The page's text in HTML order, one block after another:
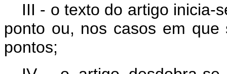
III - o texto do artigo inicia-
ponto ou, nos casos em
pontos;